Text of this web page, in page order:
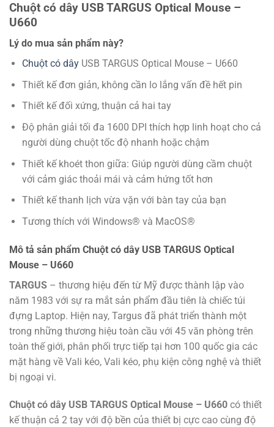
Chuột có dây USB TARGUS Optical Mouse –
U660
Lý do mua sản phẩm này?
Chuột có dâyUSB TARGUS Optical Mouse – U660
Thiết kế đơn giản, không cần lo lắng vấn đề hết pin
Thiết kế đối xứng, thuận cả hai tay
Độ phân giải tối đa 1600 DPI thích hợp linh hoạt cho cả
người dùng chuột tốc độ nhanh hoặc chậm
Thiết kế khoét thon giữa: Giúp người dùng cầm chuột
với cảm giác thoải mái và cảm hứng tốt hơn
Thiết kế thanh lịch vừa vặn với bàn tay của bạn
Tương thích với Windows® và MacOS®
Mô tả sản phẩm Chuột có dây USB TARGUS Optical
Mouse – U660
TARGUS – thương hiệu đến từ Mỹ được thành lập vào
năm 1983 với sự ra mắt sản phẩm đầu tiên là chiếc túi
đựng Laptop. Hiện nay, Targus đã phát triển thành một
trong những thương hiệu toàn cầu với 45 văn phòng trên
toàn thế giới, phân phối trực tiếp tại hơn 100 quốc gia các
mặt hàng về Vali kéo, Vali kéo, phụ kiện công nghệ và thiết
bị ngoại vi.
Chuột có dây USB TARGUS Optical Mouse – U660 có thiết
kế thuận cả 2 tay với độ bền của thiết bị cực cao cùng độ